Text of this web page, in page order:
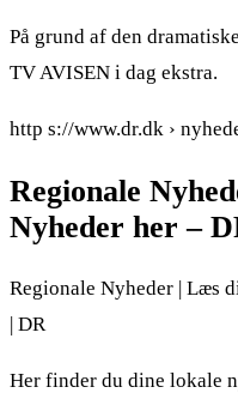
På grund af den
TV AVISEN i dag ekstra.
http s://www.dr.dk ›
Regionale
Nyheder her –
Regionale Nyheder | Læs
| DR
Her finder du dine lokale